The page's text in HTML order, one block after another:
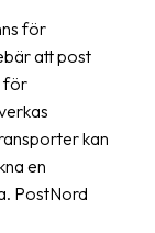
för
att post
för
kan
en
PostNord